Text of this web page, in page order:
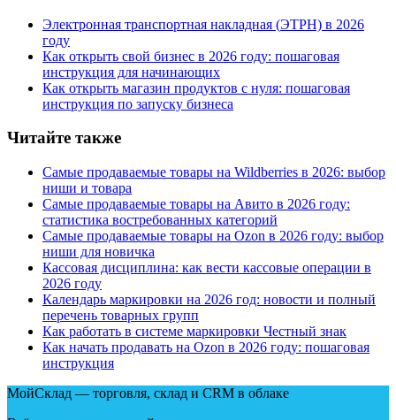
Электронная транспортная накладная (ЭТРН) в 2026
году
Как открыть свой бизнес в 2026 году: пошаговая
инструкция для начинающих
Как открыть магазин продуктов с нуля: пошаговая
инструкция по запуску бизнеса
Читайте также
Самые продаваемые товары на Wildberries в 2026: выбор
ниши и товара
Самые продаваемые товары на Авито в 2026 году:
статистика востребованных категорий
Самые продаваемые товары на Ozon в 2026 году: выбор
ниши для новичка
Кассовая дисциплина: как вести кассовые операции в
2026 году
Календарь маркировки на 2026 год: новости и полный
перечень товарных групп
Как работать в системе маркировки Честный знак
Как начать продавать на Ozon в 2026 году: пошаговая
инструкция
МойСклад — торговля, склад и CRM в облаке